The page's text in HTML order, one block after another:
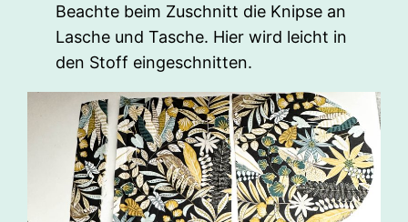
Beachte beim Zuschnitt die Knipse an
Lasche und Tasche. Hier wird leicht in
den Stoff eingeschnitten.